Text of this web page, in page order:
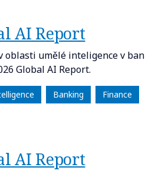
AI Report
oblasti umělé inteligence v
Global AI Report.
Banking Finance
AI Report